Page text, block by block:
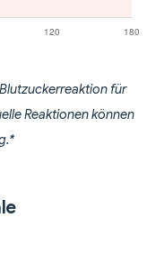
für
Reaktionen können